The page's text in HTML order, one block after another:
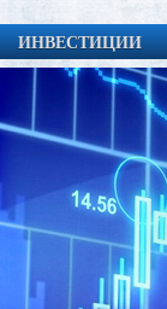
ИНВЕСТИЦИИ